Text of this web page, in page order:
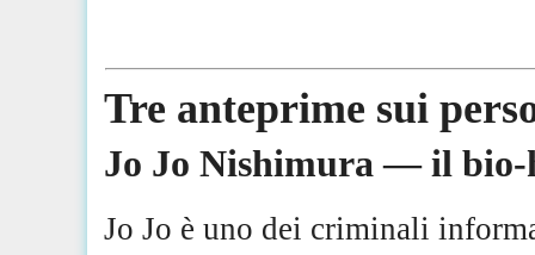
Tre anteprime sui
Jo Jo Nishimura — il bio-
Jo Jo è uno dei criminali